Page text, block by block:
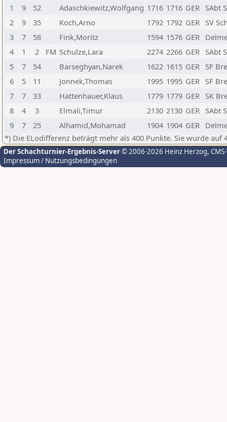
1
9 52 Adaschkiewitz,Wolfgang 1716 1716 GER SAbt
2
9 35 Koch,Arno 1792 1792 GER SV
3
7 58 Fink,Moritz 1594 1576 GER
4
1 2 FM Schulze,Lara 2274 2266 GER SAbt
5
7 54 Barseghyan,Narek 1622 1615 GER SF
6
5 11 Jonnek,Thomas 1995 1995 GER SF
7
7 33 Hattenhauer,Klaus 1779 1779 GER SK
8
4 3 Elmali,Timur 2130 2130 GER SAbt
9
7 25 Alhamid,Mohamad 1904 1904 GER
*) Die ELodifferenz beträgt mehr als 400 Punkte. Sie wurde auf
Der Schachturnier-Ergebnis-Server© 2006-2026 Heinz Herzog,
Impressum / Nutzungsbedingungen